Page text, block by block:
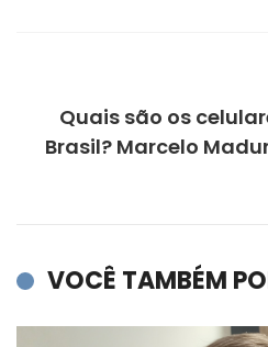
Quais são os
Brasil? Marcelo
VOCÊ TAMBÉM